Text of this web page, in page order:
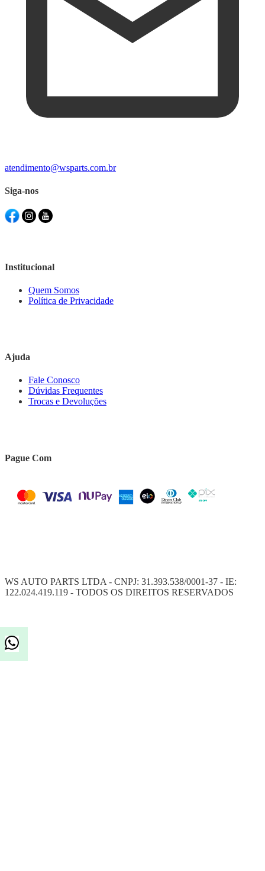
atendimento@wsparts.com.br
Siga-nos
Institucional
Quem Somos
Política de Privacidade
Ajuda
Fale Conosco
Dúvidas Frequentes
Trocas e Devoluções
Pague Com
WS AUTO PARTS LTDA - CNPJ: 31.393.538/0001-37 - IE:
122.024.419.119 - TODOS OS DIREITOS RESERVADOS